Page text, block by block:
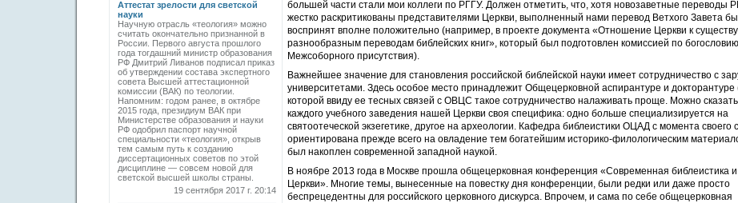
Аттестат зрелости для светской
науки
Научную отрасль «теология» можно
считать окончательно признанной в
России. Первого августа прошлого
года тогдашний министр образования
РФ Дмитрий Ливанов подписал приказ
об утверждении состава экспертного
совета Высшей аттестационной
комиссии (ВАК) по теологии.
Напомним: годом ранее, в октябре
2015 года, президиум ВАК при
Министерстве образования и науки
РФ одобрил паспорт научной
специальности «теология», открыв
тем самым путь к созданию
диссертационных советов по этой
дисциплине — совсем новой для
светской высшей школы страны.
19 сентября 2017 г. 20:14
большей части стали мои коллеги по РГГУ. Должен отметить, что, хотя новозаветные переводы
жестко раскритикованы представителями Церкви, выполненный нами перевод Ветхого Завета
воспринят вполне положительно (например, в проекте документа «Отношение Церкви к
разнообразным переводам библейских книг», который был подготовлен комиссией по богословию
Межсоборного присутствия).
Важнейшее значение для становления российской библейской науки имеет сотрудничество с
университетами. Здесь особое место принадлежит Общецерковной аспирантуре и
которой ввиду ее тесных связей с ОВЦС такое сотрудничество налаживать проще. Можно
каждого учебного заведения нашей Церкви своя специфика: одно больше специализируется на
святоотеческой экзегетике, другое на археологии. Кафедра библеистики ОЦАД с момента своего
ориентирована прежде всего на овладение тем богатейшим историко-филологическим
был накоплен современной западной наукой.
В ноябре 2013 года в Москве прошла общецерковная конференция «Современная библеистика
Церкви». Многие темы, вынесенные на повестку дня конференции, были редки или даже просто
беспрецедентны для российского церковного дискурса. Впрочем, и сама по себе общецерковная